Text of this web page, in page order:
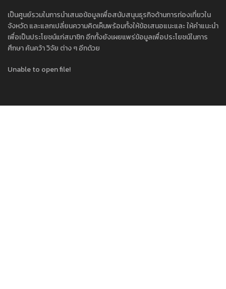
เป็นศูนย์รวมในการนำเสนอข้อมูลเพื่อสนับสนุนธุรกิจด้านการท่องเที่ยวใน
จังหวัด และแลกเปลี่ยนความคิดเห็นพร้อมทั้งให้ข้อเสนอแนะและ ให้คำแนะนำ
เพื่อเป็นประโยชน์แก่สมาชิก อีกทั้งยังเผยแพร่ข้อมูลเพื่อประโยชน์ในการ
ศึกษา ค้นคว้า วิจัย ต่าง ๆ อีกด้วย
Unable to open file!